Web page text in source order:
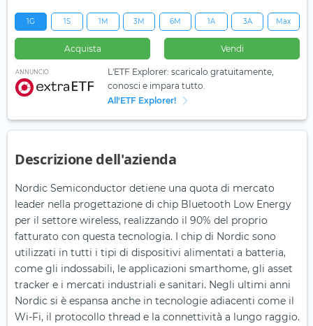
1G 1S 1M 3M 6M 1A 3A Max
Acquista Vendi
ANNUNCIO
L'ETF Explorer: scaricalo gratuitamente,
conosci e impara tutto.
All'ETF Explorer!
Descrizione dell'azienda
Nordic Semiconductor detiene una quota di mercato
leader nella progettazione di chip Bluetooth Low Energy
per il settore wireless, realizzando il 90% del proprio
fatturato con questa tecnologia. I chip di Nordic sono
utilizzati in tutti i tipi di dispositivi alimentati a batteria,
come gli indossabili, le applicazioni smarthome, gli asset
tracker e i mercati industriali e sanitari. Negli ultimi anni
Nordic si è espansa anche in tecnologie adiacenti come il
Wi-Fi, il protocollo thread e la connettività a lungo raggio.